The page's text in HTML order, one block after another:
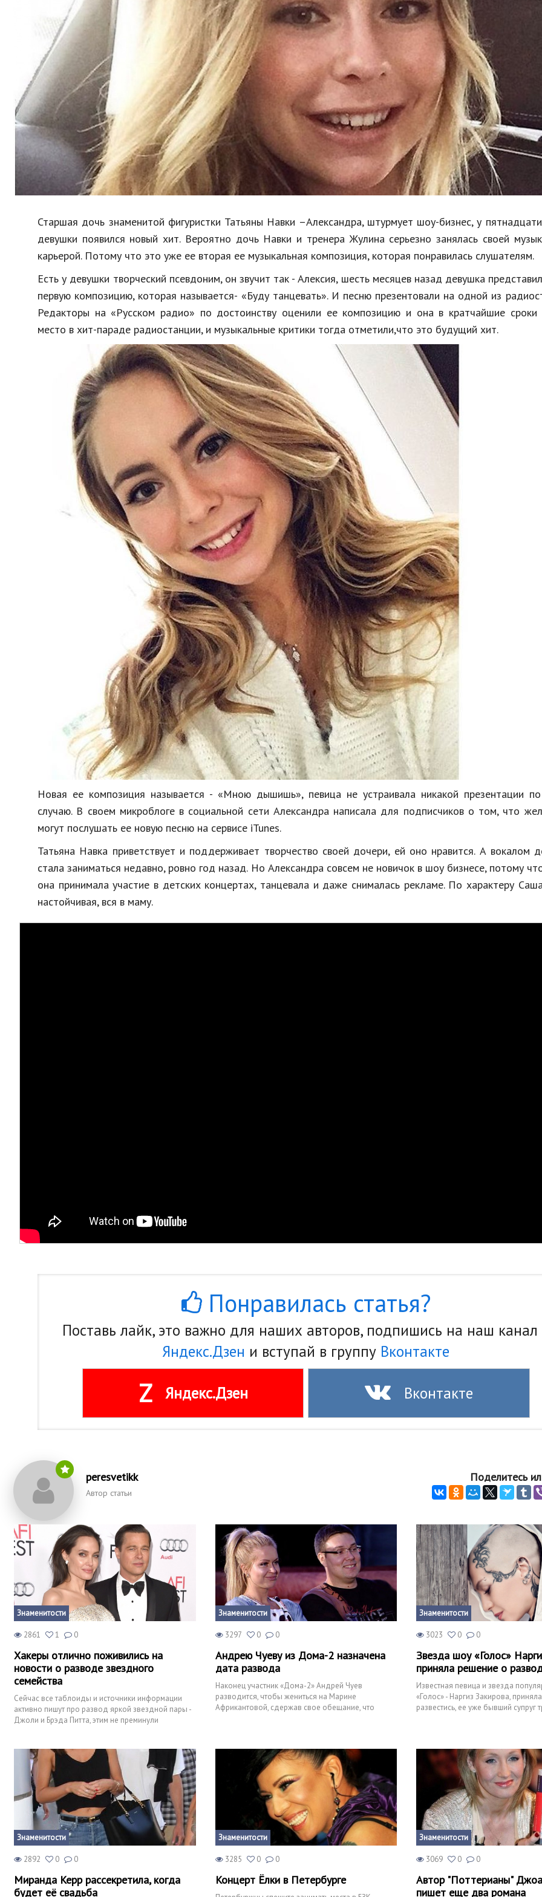
Образование
В мире
Культура
Авто, мото
Спорт
Знаменитости
Недвижимость
Спорт и фитнес
Психология и отношения
Творчество и рукоделие
Разное
Работа и бизнес
Животные
Еда и напитки
Старшая дочь знаменитой фигуристки Татьяны Навки –Александра, штурмует шоу-бизнес, у
девушки появился новый хит. Вероятно дочь Навки и тренера Жулина серьезно занялась своей
карьерой. Потому что это уже ее вторая ее музыкальная композиция, которая понравилась слушателям.
Есть у девушки творческий псевдоним, он звучит так - Алексия, шесть месяцев назад девушка
первую композицию, которая называется- «Буду танцевать». И песню презентовали на одной из
Редакторы на «Русском радио» по достоинству оценили ее композицию и она в кратчайшие сроки
место в хит-параде радиостанции, и музыкальные критики тогда отметили,что это будущий хит.
Новая ее композиция называется - «Мною дышишь», певица не устраивала никакой презентации
случаю. В своем микроблоге в социальной сети Александра написала для подписчиков о том, что
могут послушать ее новую песню на сервисе iTunes.
Татьяна Навка приветствует и поддерживает творчество своей дочери, ей оно нравится. А вокалом
стала заниматься недавно, ровно год назад. Но Александра совсем не новичок в шоу бизнесе, потому
она принимала участие в детских концертах, танцевала и даже снималась рекламе. По характеру
настойчивая, вся в маму.
Понравилась статья?
Поставь лайк, это важно для наших авторов, подпишись на наш канал
Яндекс.Дзен и вступай в группу Вконтакте
Z Яндекс.Дзен Вконтакте
peresvetikk
Автор статьи
Поделитесь
Знаменитости
2861 1 0
Хакеры отлично поживились на
новости о разводе звездного
семейства
Сейчас все таблоиды и источники информации
активно пишут про развод яркой звездной пары -
Джоли и Брэда Питта, этим не преминули
Знаменитости
3297 0 0
Андрею Чуеву из Дома-2 назначена
дата развода
Наконец участник «Дома-2» Андрей Чуев
разводится, чтобы жениться на Марине
Африкантовой, сдержав свое обещание, что
Знаменитости
3023 0 0
Звезда шоу «Голос»
приняла решение о
Известная певица и звезда
«Голос» - Наргиз Закирова,
развестись, ее уже бывший супруг
Знаменитости
2892 0 0
Миранда Керр рассекретила, когда
будет её свадьба
Знаменитости
3285 0 0
Концерт Ёлки в Петербурге
Знаменитости
3069 0 0
Автор "Поттерианы"
пишет еще два романа